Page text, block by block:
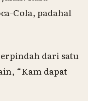
Cola, padahal
dari satu
“Kamdapat